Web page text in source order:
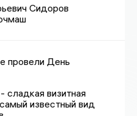
Сидоров
провели День
сладкая визитная
известный вид